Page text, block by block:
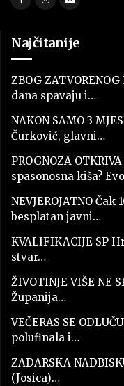
Najčitanije
ZBOG
dana spavaju i…
NAKON SAMO 3
Čurković, glavni…
PROGNOZA
spasonosna kiša?
NEVJEROJATNO
besplatan javni…
KVALIFIKACIJE SP
stvar…
ŽIVOTINJE VIŠE NE
Županija…
VEČERAS SE
polufinala i…
ZADARSKA
(Josica)…